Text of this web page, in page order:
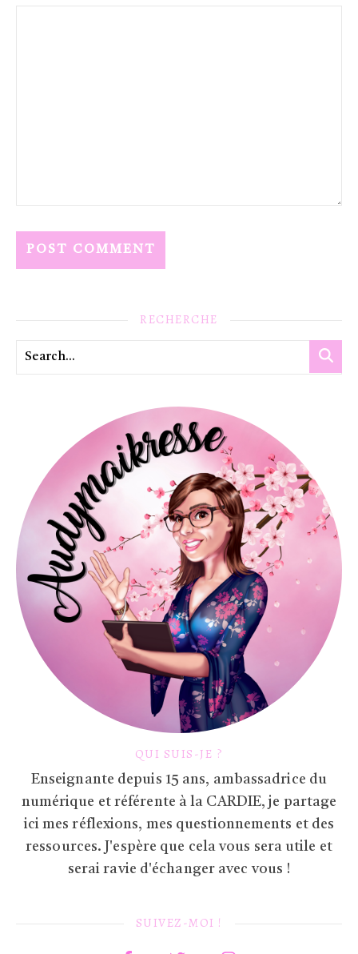
RECHERCHE
QUI SUIS-JE ?
Enseignante depuis 15 ans, ambassadrice du
numérique et référente à la CARDIE, je partage
ici mes réflexions, mes questionnements et des
ressources. J'espère que cela vous sera utile et
serai ravie d'échanger avec vous !
SUIVEZ-MOI !